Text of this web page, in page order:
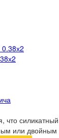
что
или двойным